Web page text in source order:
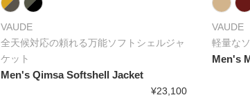
VAUDE
全天候対応の頼れる万能ソフトシェルジャ
ケット
Men's Qimsa Softshell Jacket
¥23,100
VAUDE
軽量な
Men's